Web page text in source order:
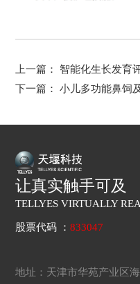
上一篇：
智能化生长发育
下一篇： 小儿多功能鼻饲
让真实触手可及
TELLYES VIRTUALLY
股票代码 ：833047
地址：天津市华苑产业区